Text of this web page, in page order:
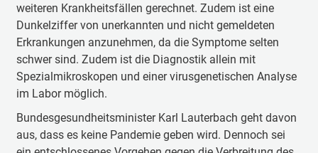
weiteren Krankheitsfällen gerechnet. Zudem ist eine
Dunkelziffer von unerkannten und nicht gemeldeten
Erkrankungen anzunehmen, da die Symptome selten
schwer sind. Zudem ist die Diagnostik allein mit
Spezialmikroskopen und einer virusgenetischen Analyse
im Labor möglich.
Bundesgesundheitsminister Karl Lauterbach geht davon
aus, dass es keine Pandemie geben wird. Dennoch sei